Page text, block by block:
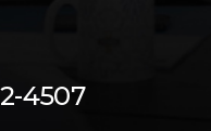
4507